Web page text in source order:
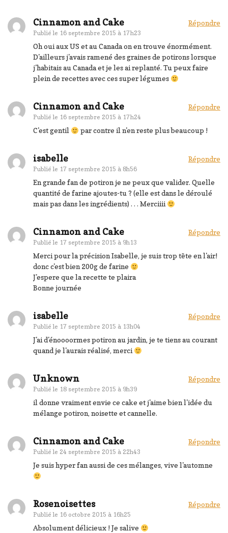
Cinnamon and Cake
Publié le 16 septembre 2015 à 17h23
Répondre
Oh oui aux US et au Canada on en trouve énormément.
D'ailleurs j'avais ramené des graines de potirons lorsque
j'habitais au Canada et je les ai replanté. Tu peux faire
plein de recettes avec ces super légumes
Cinnamon and Cake
Publié le 16 septembre 2015 à 17h24
Répondre
C'est gentil par contre il n'en reste plus beaucoup !
isabelle
Publié le 17 septembre 2015 à 8h56
Répondre
En grande fan de potiron je ne peux que valider. Quelle
quantité de farine ajoutes-tu ? (elle est dans le déroulé
mais pas dans les ingrédients) . . . Merciiii
Cinnamon and Cake
Publié le 17 septembre 2015 à 9h13
Répondre
Merci pour la précision Isabelle, je suis trop tête en l'air!
donc c'est bien 200g de farine
J'espere que la recette te plaira
Bonne journée
isabelle
Publié le 17 septembre 2015 à 13h04
Répondre
J'ai d'énoooormes potiron au jardin, je te tiens au courant
quand je l'aurais réalisé, merci
Unknown
Publié le 18 septembre 2015 à 9h39
Répondre
il donne vraiment envie ce cake et j'aime bien l'idée du
mélange potiron, noisette et cannelle.
Cinnamon and Cake
Publié le 24 septembre 2015 à 22h43
Répondre
Je suis hyper fan aussi de ces mélanges, vive l'automne
Rosenoisettes
Publié le 16 octobre 2015 à 16h25
Répondre
Absolument délicieux ! Je salive